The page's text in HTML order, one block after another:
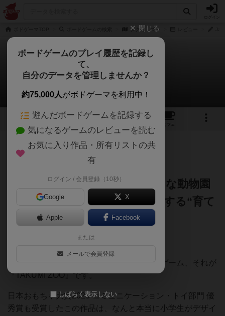
タクミ・ズー
タクミ・ズー
Jampopoノブさんのレビュー
4 11
カフェ
127名 0名 0 約1年前
🦁『TAKUMI ZOO』｜キュートな動物園
で拡大再生産！愛と戦略が交差する“育て
る”中量級ボドゲ！
「小学生が作ったとは思えない…！」
そんな驚きの声が必ず出るであろうボードゲーム、それが
『TAKUMI ZOO』です。
日本おもちゃ大賞2023 コミュニケーション・トイ部門 優
秀賞も受賞したこの作品は、なんと本当に小学生がデザイ
閉じる
ボードゲームのプレイ履歴を記録し
て、
自分のデータを管理しませんか？
約75,000人がボドゲーマを利用中！
遊んだボードゲームを記録する
気になるゲームのレビューを読む
お気に入り作品・所有リストの共
有
ログイン / 会員登録（10秒）
Google X
Apple Facebook
または
メールで会員登録
しばらく表示しない